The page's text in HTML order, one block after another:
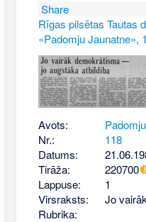
Share
Rīgas pilsētas Tautas
«Padomju Jaunatne»,
Avots:
Nr.:
118
Datums:
Tirāža:
220700
Lappuse:
1
Virsraksts:
Jo
Rubrika: